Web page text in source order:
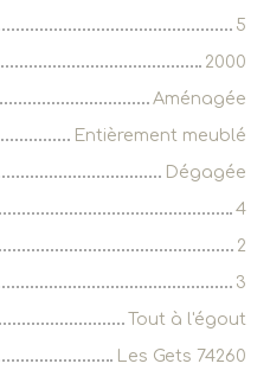
5
2000
Aménagée
Entièrement meublé
Dégagée
4
2
3
Tout à l'égout
Les Gets 74260